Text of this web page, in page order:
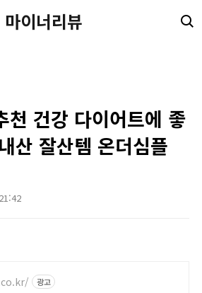
마이너리뷰
천 건강 다이어트에 좋
산 잘산템 온더심플
광고